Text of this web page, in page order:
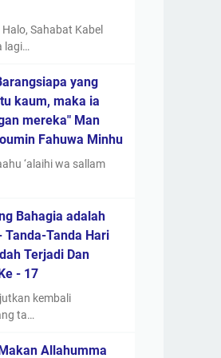
Sahabat Kabel
lagi…
yang
kaum, maka ia
mereka" Man
Fahuwa Minhu
‘alaihi wa sallam
Bahagia adalah
Tanda-Tanda Hari
Terjadi Dan
- 17
kembali
ta…
Allahumma